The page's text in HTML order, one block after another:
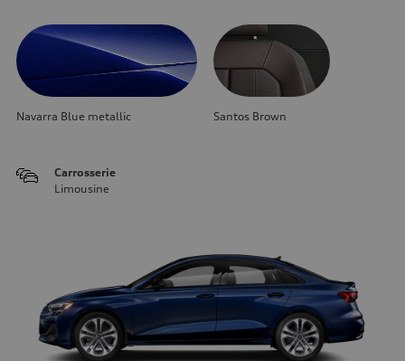
Navarra Blue metallic Santos Brown
Carrosserie
Limousine